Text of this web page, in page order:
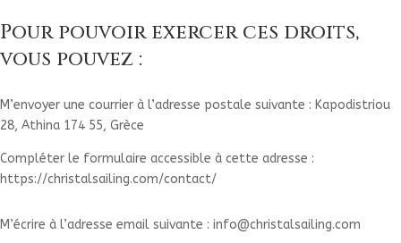
Pour pouvoir exercer ces droits,
vous pouvez :
M’envoyer une courrier à l’adresse postale suivante : Kapodistriou
28, Athina 174 55, Grèce
Compléter le formulaire accessible à cette adresse :
https://christalsailing.com/contact/
M’écrire à l’adresse email suivante : info@christalsailing.com